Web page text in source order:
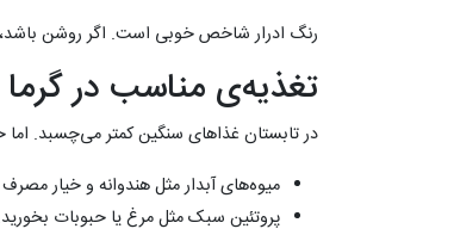
رنگ ادرار شاخص خوبی است. اگر روشن
تغذیه‌ی مناسب در گرما
در تابستان غذاهای سنگین کمتر می‌چسبد.
میوه‌های آبدار مثل هندوانه و خیار مصرف
پروتئین سبک مثل مرغ یا حبوبات